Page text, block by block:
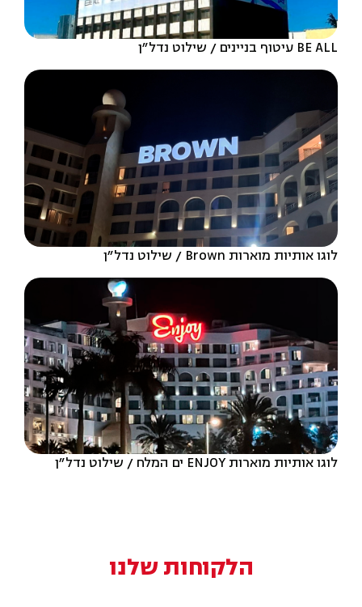
BE ALL עיטוף בניינים שילוט נדל״ן
לוגו אותיות מוארות Brown שילוט נדל״ן
לוגו אותיות מוארות ENJOY ים המלח שילוט נדל״ן
הלקוחות שלנו